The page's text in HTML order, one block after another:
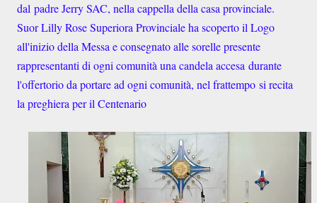
dal padre Jerry SAC, nella cappella della casa provinciale.
Suor Lilly Rose Superiora Provinciale ha scoperto il Logo
all'inizio della Messa e consegnato alle sorelle presente
rappresentanti di ogni comunità una candela accesa durante
l'offertorio da portare ad ogni comunità, nel frattempo si recita
la preghiera per il Centenario